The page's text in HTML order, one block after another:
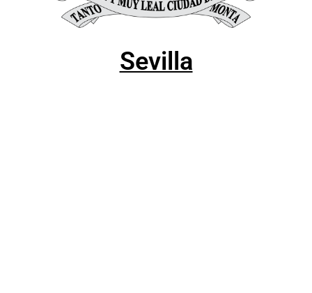
Sevilla